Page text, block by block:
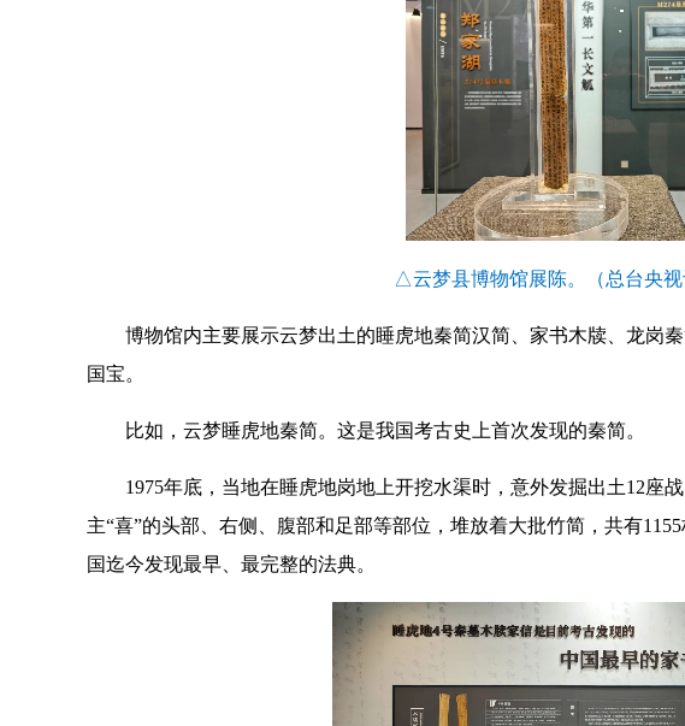
△云梦县博物馆展陈。（总台央视
博物馆内主要展示云梦出土的睡虎地秦简汉简、家书木牍、龙岗
国宝。
比如，云梦睡虎地秦简。这是我国考古史上首次发现的秦简。
1975年底，当地在睡虎地岗地上开挖水渠时，意外发掘出土12座
主“喜”的头部、右侧、腹部和足部等部位，堆放着大批竹简，共有
国迄今发现最早、最完整的法典。